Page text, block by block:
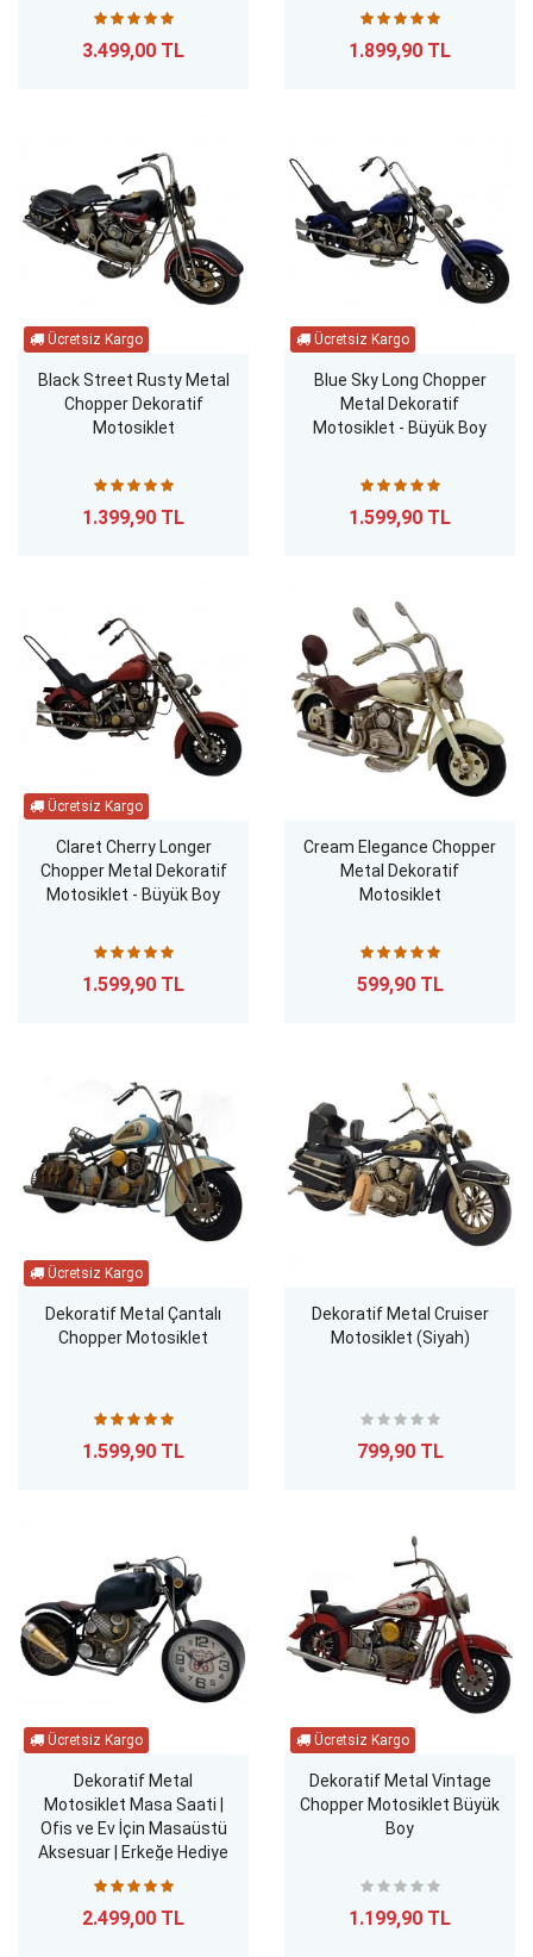
3.499,00 TL 1.899,90 TL
Black Street Rusty Metal
Chopper Dekoratif
Motosiklet
1.399,90 TL
Blue Sky Long Chopper
Metal Dekoratif
Motosiklet - Büyük Boy
1.599,90 TL
Claret Cherry Longer
Chopper Metal Dekoratif
Motosiklet - Büyük Boy
1.599,90 TL
Cream Elegance Chopper
Metal Dekoratif
Motosiklet
599,90 TL
Dekoratif Metal Çantalı
Chopper Motosiklet
1.599,90 TL
Dekoratif Metal Cruiser
Motosiklet (Siyah)
799,90 TL
Dekoratif Metal
Motosiklet Masa Saati |
Ofis ve Ev İçin Masaüstü
Aksesuar | Erkeğe Hediye
2.499,00 TL
Dekoratif Metal Vintage
Chopper Motosiklet Büyük
Boy
1.199,90 TL